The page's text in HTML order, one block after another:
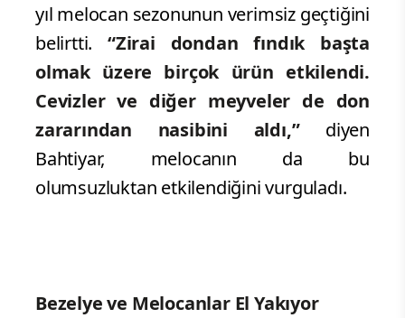
yıl melocan sezonunun verimsiz geçtiğini
belirtti.“Zirai dondan fındık başta
olmak üzere birçok ürün etkilendi.
Cevizler ve diğer meyveler de don
zararından nasibini aldı,” diyen
Bahtiyar, melocanın da bu
olumsuzluktan etkilendiğini vurguladı.
Bezelye ve Melocanlar El Yakıyor